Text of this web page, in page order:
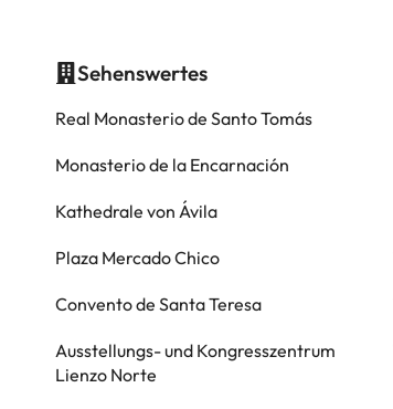
Sehenswertes
Real Monasterio de Santo Tomás
Monasterio de la Encarnación
Kathedrale von Ávila
Plaza Mercado Chico
Convento de Santa Teresa
Ausstellungs- und Kongresszentrum
Lienzo Norte